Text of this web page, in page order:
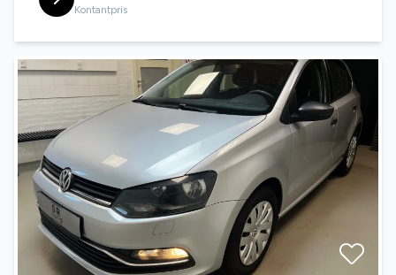
Kontantpris